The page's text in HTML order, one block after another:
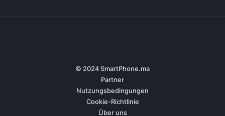
© 2024 SmartPhone.ma
Partner
Nutzungsbedingungen
Cookie-Richtlinie
Über uns